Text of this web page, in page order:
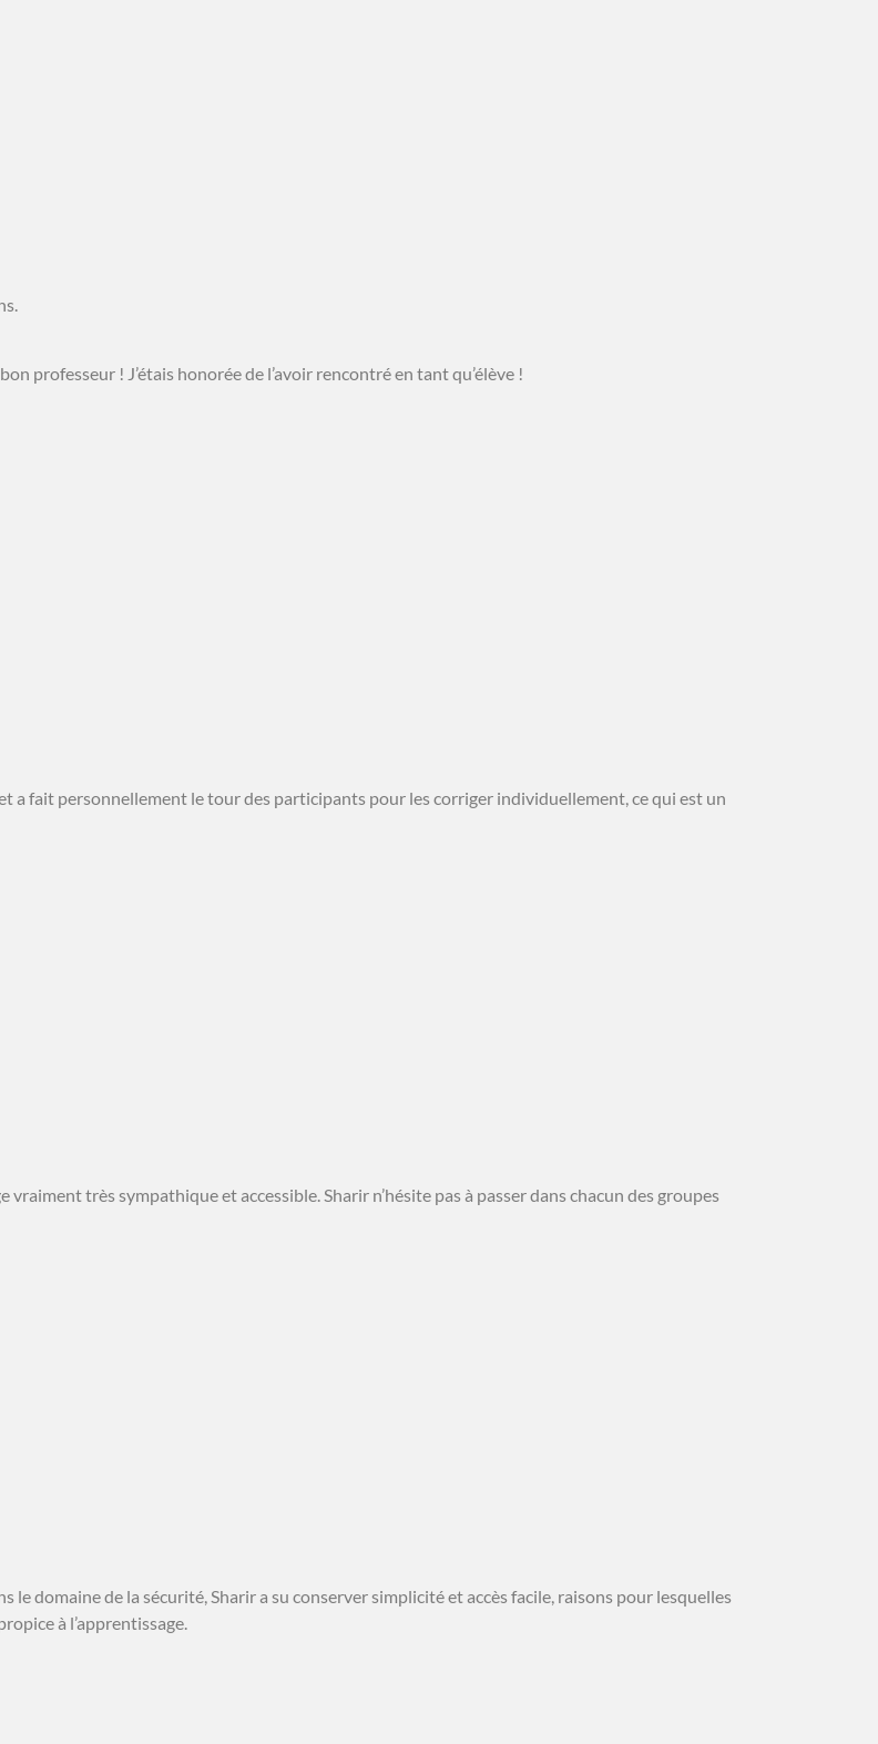
professeur ! J’étais honorée de l’avoir rencontré en tant qu’élève !
a fait personnellement le tour des participants pour les corriger individuellement, ce qui est un
très sympathique et accessible. Sharir n’hésite pas à passer dans chacun des groupes
le domaine de la sécurité, Sharir a su conserver simplicité et accès facile, raisons pour lesquelles
à l’apprentissage.